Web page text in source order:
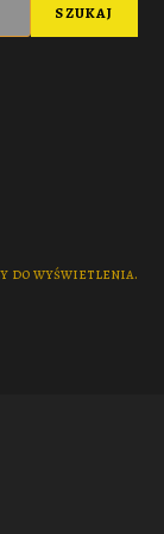
SZUKAJ
do wyświetlenia.